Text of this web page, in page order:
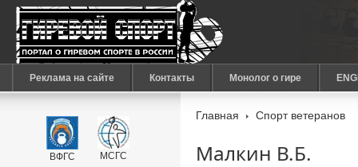
Реклама на сайте Контакты Монолог о гире
Главная Спорт ветеранов
Малкин В.Б.
ВФГС МСГС